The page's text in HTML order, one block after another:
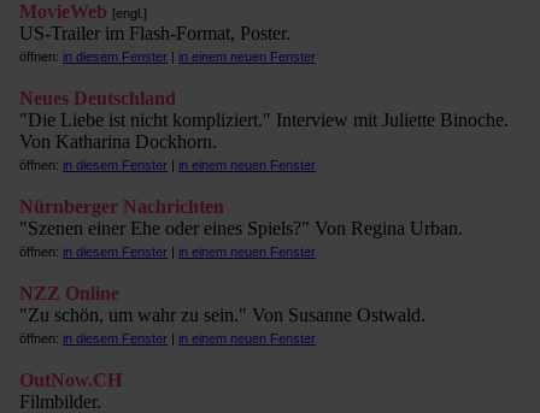
MovieWeb [engl.]
US-Trailer im Flash-Format, Poster.
öffnen: in diesem Fenster | in einem neuen Fenster
Neues Deutschland
"Die Liebe ist nicht kompliziert." Interview mit Juliette Binoche.
Von Katharina Dockhorn.
öffnen: in diesem Fenster | in einem neuen Fenster
Nürnberger Nachrichten
"Szenen einer Ehe oder eines Spiels?" Von Regina Urban.
öffnen: in diesem Fenster | in einem neuen Fenster
NZZ Online
"Zu schön, um wahr zu sein." Von Susanne Ostwald.
öffnen: in diesem Fenster | in einem neuen Fenster
OutNow.CH
Filmbilder.